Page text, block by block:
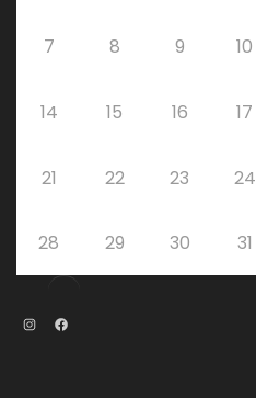
7 8 9 10
14 15 16 17
21 22 23 24
28 29 30 31